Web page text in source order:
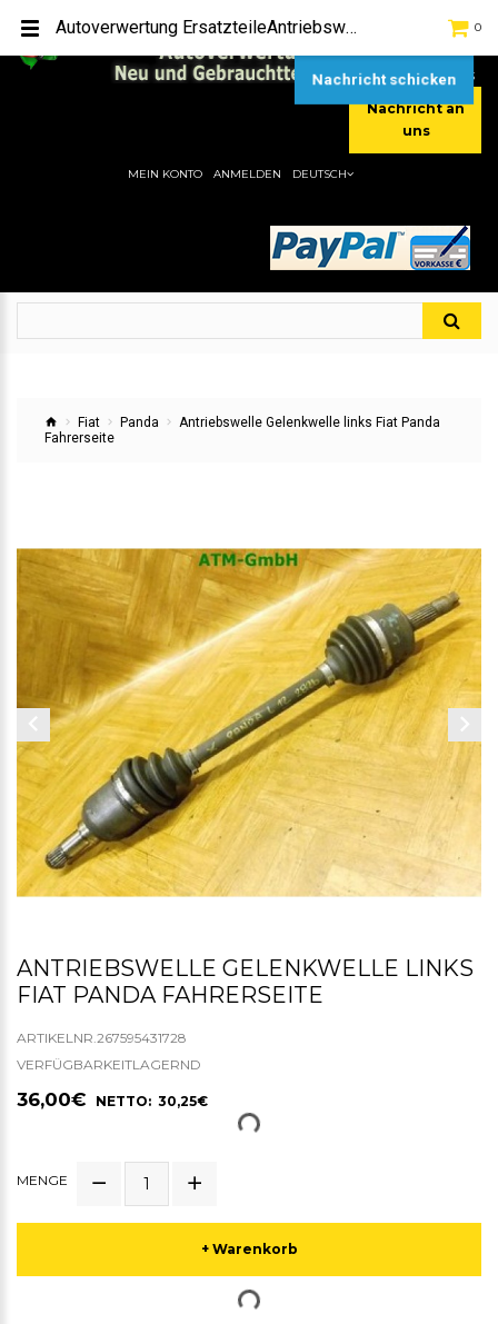
[+49] (0) 2232-5205
[+49] (0) 177 / 4080033
Nachricht an
uns
0
MEIN KONTO ANMELDEN DEUTSCH
Fiat Panda
Antriebswelle Gelenkwelle links Fiat Panda
Fahrerseite
ANTRIEBSWELLE GELENKWELLE LINKS
FIAT PANDA FAHRERSEITE
ARTIKELNR.267595431728
VERFÜGBARKEITLAGERND
36,00€ NETTO: 30,25€
MENGE
+ Warenkorb
Autoverwertung ErsatzteileAntriebswelle Gelenkwelle links Fiat Panda FahrerseiteHier gibt es viele Autoersatzteile, günstigen Preise, gute Qualität
Nachricht schicken